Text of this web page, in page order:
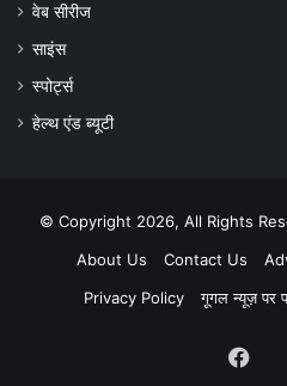
वेब सीरीज
साइंस
स्पोर्ट्स
हेल्थ एंड ब्यूटी
© Copyright 2026, All Rights
About Us
Contact Us
Privacy Policy
गूगल न्यूज़ पर